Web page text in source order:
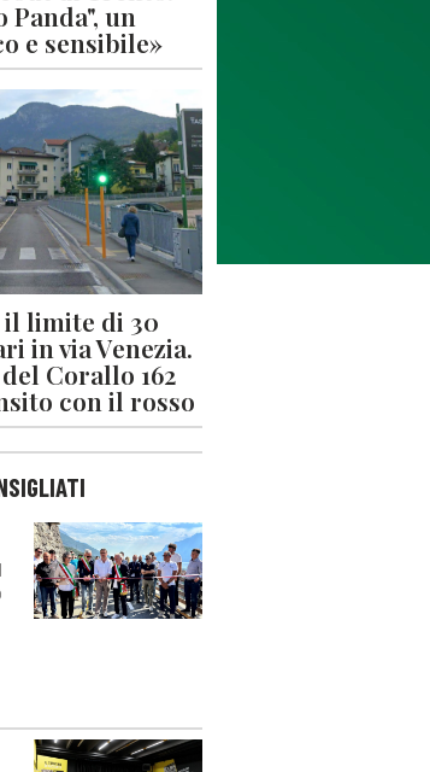
un
e sensibile»
limite di 30
in via Venezia.
Corallo 162
con il rosso